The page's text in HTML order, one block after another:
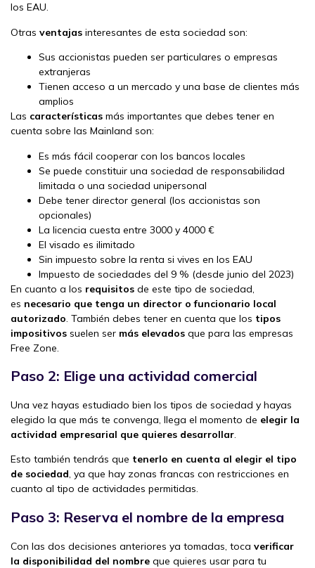
los EAU.
Otras ventajas interesantes de esta sociedad son:
Sus accionistas pueden ser particulares o empresas
extranjeras
Tienen acceso a un mercado y una base de clientes más
amplios
Las características más importantes que debes tener en
cuenta sobre las Mainland son:
Es más fácil cooperar con los bancos locales
Se puede constituir una sociedad de responsabilidad
limitada o una sociedad unipersonal
Debe tener director general (los accionistas son
opcionales)
La licencia cuesta entre 3000 y 4000 €
El visado es ilimitado
Sin impuesto sobre la renta si vives en los EAU
Impuesto de sociedades del 9 % (desde junio del 2023)
En cuanto a los requisitos de este tipo de sociedad,
es necesario que tenga un director o funcionario local
autorizado. También debes tener en cuenta que los tipos
impositivos suelen ser más elevados que para las empresas
Free Zone.
Paso 2: Elige una actividad comercial
Una vez hayas estudiado bien los tipos de sociedad y hayas
elegido la que más te convenga, llega el momento de elegir la
actividad empresarial que quieres desarrollar.
Esto también tendrás que tenerlo en cuenta al elegir el tipo
de sociedad, ya que hay zonas francas con restricciones en
cuanto al tipo de actividades permitidas.
Paso 3: Reserva el nombre de la empresa
Con las dos decisiones anteriores ya tomadas, toca verificar
la disponibilidad del nombre que quieres usar para tu